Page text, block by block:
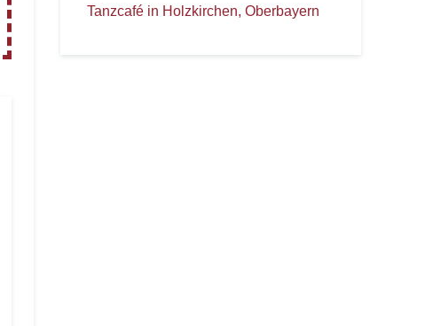
Tanzcafé in Holzkirchen, Oberbayern